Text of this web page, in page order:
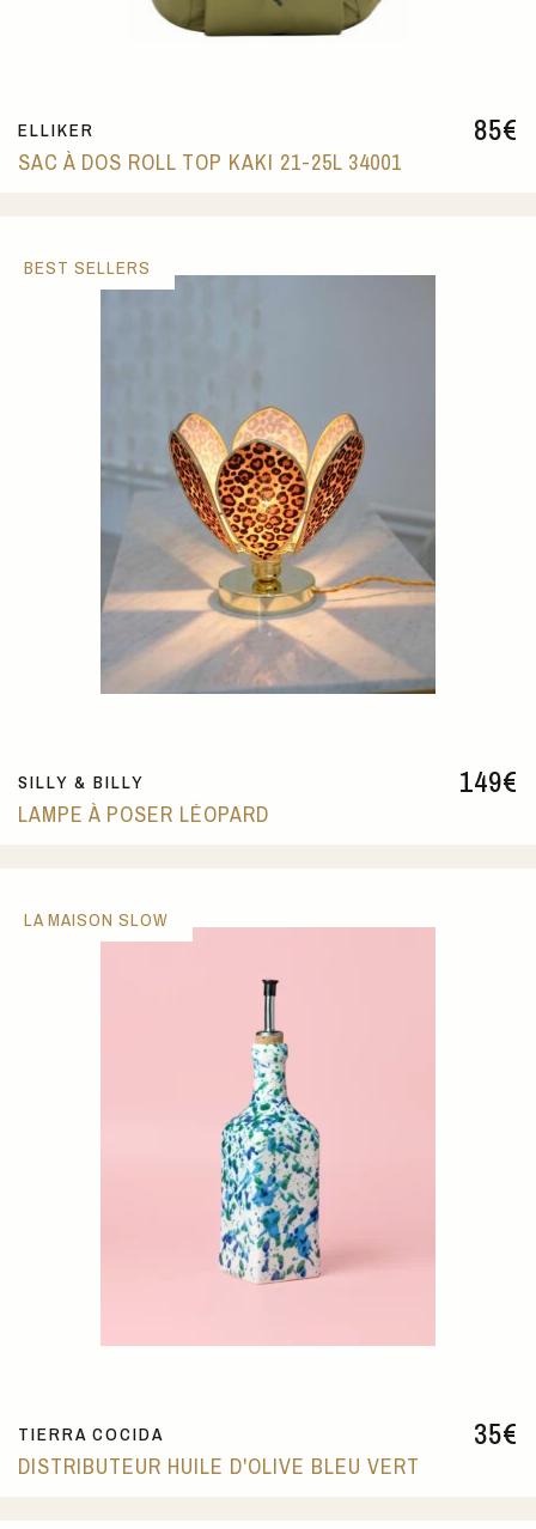
85€
ELLIKER
SAC À DOS ROLL TOP KAKI 21-25L 34001
149€
SILLY & BILLY
LAMPE À POSER LÉOPARD
BEST SELLERS
35€
TIERRA COCIDA
DISTRIBUTEUR HUILE D'OLIVE BLEU VERT
LA MAISON SLOW